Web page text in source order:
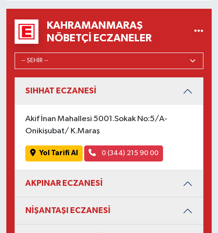
KAHRAMANMARAŞ
NÖBETÇI ECZANELER
SIHHAT ECZANESİ
Akif İnan Mahallesi 5001.Sokak No:5/A-
Onikişubat/ K.Maraş
Yol Tarifi Al 0 (344) 215 90 00
AKPINAR ECZANESİ
NİŞANTAŞI ECZANESİ